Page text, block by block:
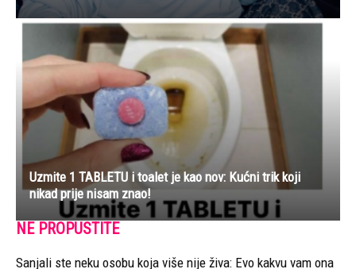
Uzmite 1 TABLETU i toalet je kao nov: Kućni trik koji
nikad prije nisam znao!
NE PROPUSTITE
Sanjali ste neku osobu koja više nije živa: Evo kakvu vam ona